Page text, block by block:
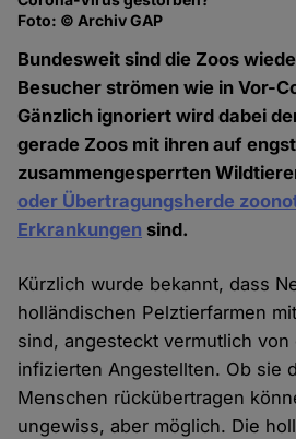
Foto: © Archiv GAP
Bundesweit sind die Zoos
Besucher strömen wie in Vor-
Gänzlich ignoriert wird dabei
gerade Zoos mit ihren auf
zusammengesperrten
oder Übertragungsherde
Erkrankungen sind.
Kürzlich wurde bekannt, dass
holländischen Pelztierfarmen
sind, angesteckt vermutlich von
infizierten Angestellten. Ob sie
Menschen rückübertragen
ungewiss, aber möglich. Die